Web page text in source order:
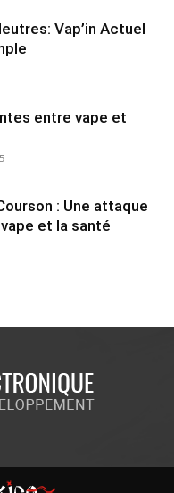
Vap’in Actuel
entre vape et
: Une attaque
et la santé